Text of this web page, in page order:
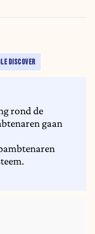
DISCOVER
rond de
gaan